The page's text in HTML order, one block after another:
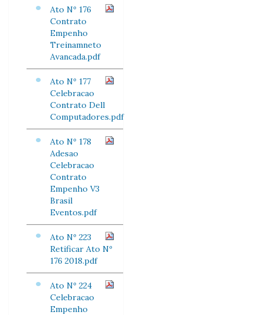
Ato Nº 176
Contrato
Empenho
Treinamneto
Avancada.pdf
Ato Nº 177
Celebracao
Contrato Dell
Computadores.pdf
Ato Nº 178
Adesao
Celebracao
Contrato
Empenho V3
Brasil
Eventos.pdf
Ato Nº 223
Retificar Ato Nº
176 2018.pdf
Ato Nº 224
Celebracao
Empenho